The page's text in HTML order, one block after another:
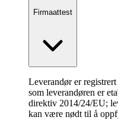
Firmaattest
Leverandør er
som leverandøren er
direktiv 2014/24/EU;
kan være nødt til å